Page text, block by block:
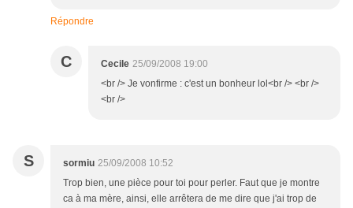
Répondre
C Cecile 25/09/2008 19:00
<br /> Je vonfirme : c'est un bonheur lol<br /> <br />
<br />
S sormiu 25/09/2008 10:52
Trop bien, une pièce pour toi pour perler. Faut que je montre
ca à ma mère, ainsi, elle arrêtera de me dire que j'ai trop de